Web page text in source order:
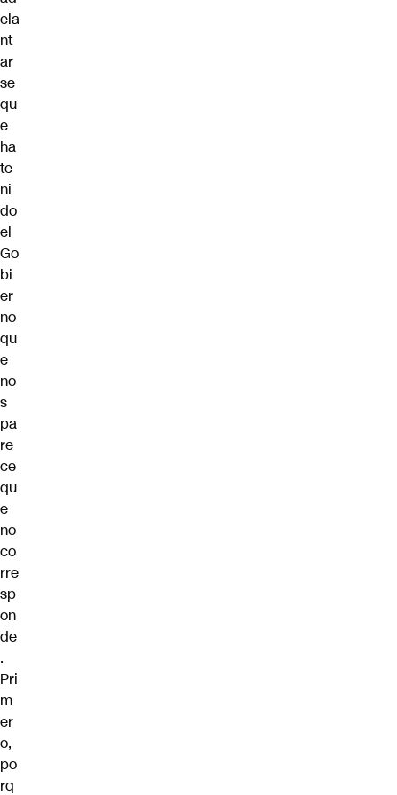
ela
nt
ar
se
qu
e
ha
te
ni
do
el
Go
bi
er
no
qu
e
no
s
pa
re
ce
qu
e
no
co
rre
sp
on
de
.
Pri
m
er
o,
po
rq